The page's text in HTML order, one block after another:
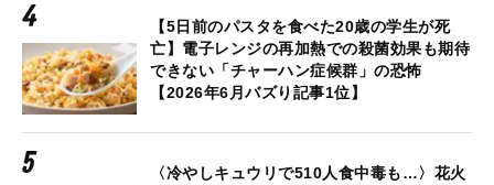
【5日前のパスタを食べた20歳の学生が死
亡】電子レンジの再加熱での殺菌効果も期待
できない「チャーハン症候群」の恐怖
【2026年6月バズり記事1位】
〈冷やしキュウリで510人食中毒も…〉花火